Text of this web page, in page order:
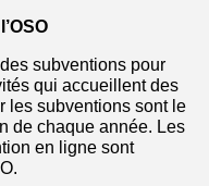
subventions pour
qui accueillent des
les subventions sont le
de chaque année. Les
en ligne sont